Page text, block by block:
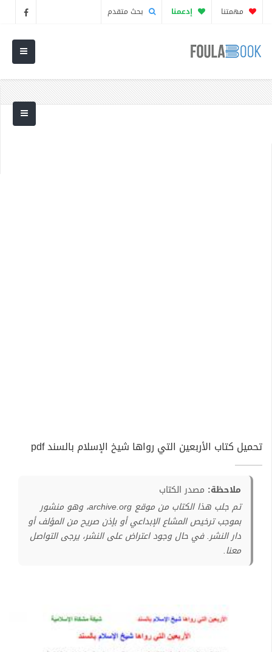
مهمتنا إدعمنا بحث متقدم
تحميل كتاب الأربعين التي رواها شيخ الإسلام بالسند pdf
ملاحظة: مصدر الكتاب
تم جلب هذا الكتاب من موقع archive.org، وهو منشور
بموجب ترخيص المشاع الإبداعي أو بإذن صريح من المؤلف أو
دار النشر. في حال وجود اعتراض على النشر، يرجى التواصل
معنا.